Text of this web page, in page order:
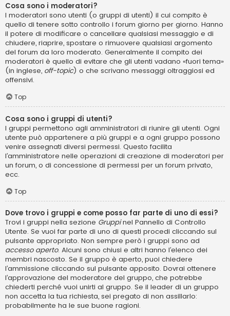
Cosa sono i moderatori?
I moderatori sono utenti (o gruppi di utenti) il cui compito è
quello di tenere sotto controllo i forum giorno per giorno. Hanno
il potere di modificare o cancellare qualsiasi messaggio e di
chiudere, riaprire, spostare o rimuovere qualsiasi argomento
del forum da loro moderato. Generalmente il compito dei
moderatori è quello di evitare che gli utenti vadano «fuori tema»
(in inglese, off-topic) o che scrivano messaggi oltraggiosi ed
offensivi.
Top
Cosa sono i gruppi di utenti?
I gruppi permettono agli amministratori di riunire gli utenti. Ogni
utente può appartenere a più gruppi e a ogni gruppo possono
venire assegnati diversi permessi. Questo facilita
l’amministratore nelle operazioni di creazione di moderatori per
un forum, o di concessione di permessi per un forum privato,
ecc.
Top
Dove trovo i gruppi e come posso far parte di uno di essi?
Trovi i gruppi nella sezione Gruppinel Pannello di Controllo
Utente. Se vuoi far parte di uno di questi procedi cliccando sul
pulsante appropriato. Non sempre però i gruppi sono ad
accesso aperto. Alcuni sono chiusi e altri hanno l’elenco dei
membri nascosto. Se il gruppo è aperto, puoi chiedere
l’ammissione cliccando sul pulsante apposito. Dovrai ottenere
l’approvazione del moderatore del gruppo, che potrebbe
chiederti perché vuoi unirti al gruppo. Se il leader di un gruppo
non accetta la tua richiesta, sei pregato di non assillarlo:
probabilmente ha le sue buone ragioni.